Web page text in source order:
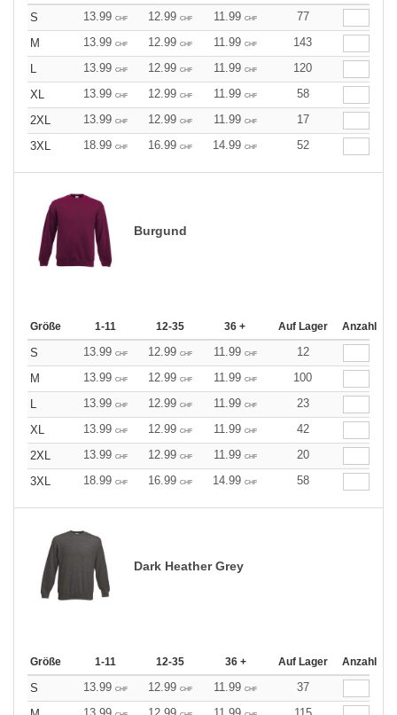
S 13.99 CHF 12.99 CHF 11.99 CHF
77
M
13.99 CHF 12.99 CHF 11.99 CHF
143
L
13.99 CHF 12.99 CHF 11.99 CHF
120
XL
13.99 CHF 12.99 CHF 11.99 CHF
58
2XL
13.99 CHF 12.99 CHF 11.99 CHF
17
3XL
18.99 CHF 16.99 CHF 14.99 CHF 52
Burgund
Größe 1-11 12-35 36 + Auf Lager Anzahl
S 13.99 CHF 12.99 CHF 11.99 CHF
12
M
13.99 CHF 12.99 CHF 11.99 CHF
100
L
13.99 CHF 12.99 CHF 11.99 CHF
23
XL
13.99 CHF 12.99 CHF 11.99 CHF
42
2XL
13.99 CHF 12.99 CHF 11.99 CHF
20
3XL
18.99 CHF 16.99 CHF 14.99 CHF 58
Dark Heather Grey
Größe 1-11 12-35 36 + Auf Lager Anzahl
S 13.99 CHF 12.99 CHF 11.99 CHF
37